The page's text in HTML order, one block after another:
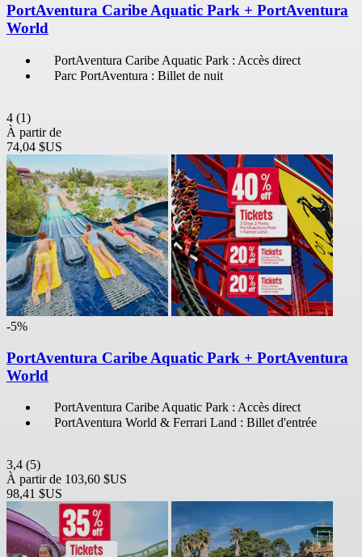
PortAventura Caribe Aquatic Park + PortAventura
World
PortAventura Caribe Aquatic Park : Accès direct
Parc PortAventura : Billet de nuit
4 (1)
À partir de
74,04 $US
-5%
PortAventura Caribe Aquatic Park + PortAventura
World
PortAventura Caribe Aquatic Park : Accès direct
PortAventura World & Ferrari Land : Billet d'entrée
3,4 (5)
À partir de 103,60 $US
98,41 $US